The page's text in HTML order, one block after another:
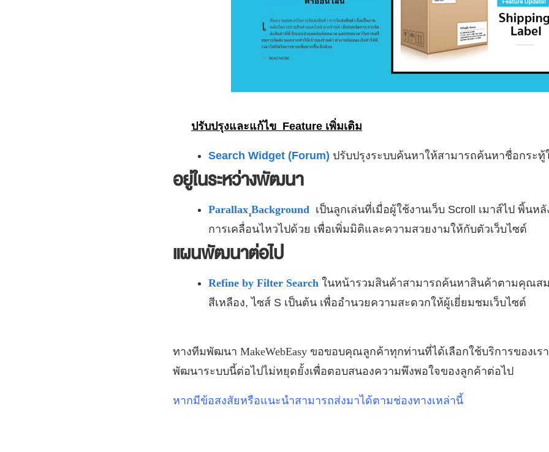
ปรับปรุงและแก้ไข Feature เพิ่มเติม
Search Widget (Forum) ปรับปรุงระบบค้นหาให้สามารถค้นหาชื่อกระทู้
อยู่ในระหว่างพัฒนา
Parallax ฺฺBackground เป็นลูกเล่นที่เมื่อผู้ใช้งานเว็บ Scroll เมาส์ไป พิ้นห
การเคลื่อนไหวไปด้วย เพื่อเพิ่มมิติและความสวยงามให้กับตัวเว็บไซต์
แผนพัฒนาต่อไป
Refine by Filter Search ในหน้ารวมสินค้าสามารถค้นหาสินค้าตามคุณส
สีเหลือง, ไซส์ S เป็นต้น เพื่ออำนวยความสะดวกให้ผู้เยี่ยมชมเว็บไซต์
ทางทีมพัฒนา MakeWebEasy ขอขอบคุณลูกค้าทุกท่านที่ได้เลือกใช้บริการของเร
พัฒนาระบบนี้ต่อไปไม่หยุดยั้งเพื่อตอบสนองความพึงพอใจของลูกค้าต่อไป
หากมีข้อสงสัยหรือแนะนำสามารถส่งมาได้ตามช่องทางเหล่านี้